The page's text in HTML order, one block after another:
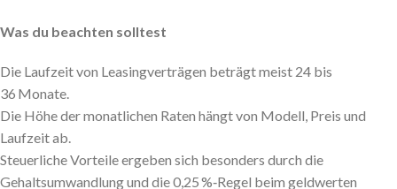
Was du beachten solltest
Die Laufzeit von Leasingverträgen beträgt meist 24 bis
36 Monate.
Die Höhe der monatlichen Raten hängt von Modell, Preis und
Laufzeit ab.
Steuerliche Vorteile ergeben sich besonders durch die
Gehaltsumwandlung und die 0,25 %‑Regel beim geldwerten